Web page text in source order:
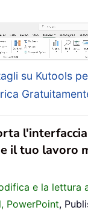
su Kutools
il tuo lavoro
e la lettura
PowerPoint,